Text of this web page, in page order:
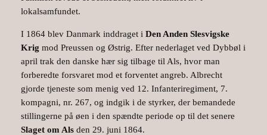
lokalsamfundet.
I 1864 blev Danmark inddraget i Den Anden Slesvigske
Krig mod Preussen og Østrig. Efter nederlaget ved Dybbøl i
april trak den danske hær sig tilbage til Als, hvor man
forberedte forsvaret mod et forventet angreb. Albrecht
gjorde tjeneste som menig ved 12. Infanteriregiment, 7.
kompagni, nr. 267, og indgik i de styrker, der bemandede
stillingerne på øen i den spændte periode op til det senere
Slaget om Alsden 29. juni 1864.